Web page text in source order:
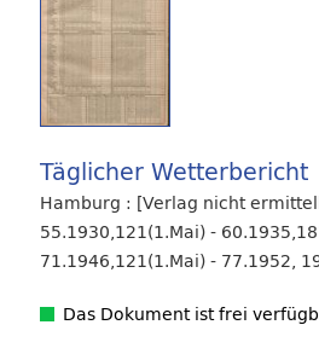
Das Dokument ist frei
Täglicher Wetterbericht
Hamburg : [Verlag nicht
55.1930,121(1.Mai) -
71.1946,121(1.Mai) - 77.1952,